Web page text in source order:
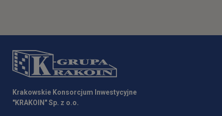
Krakowskie Konsorcjum Inwestycyjne
"KRAKOIN" Sp. z o.o.